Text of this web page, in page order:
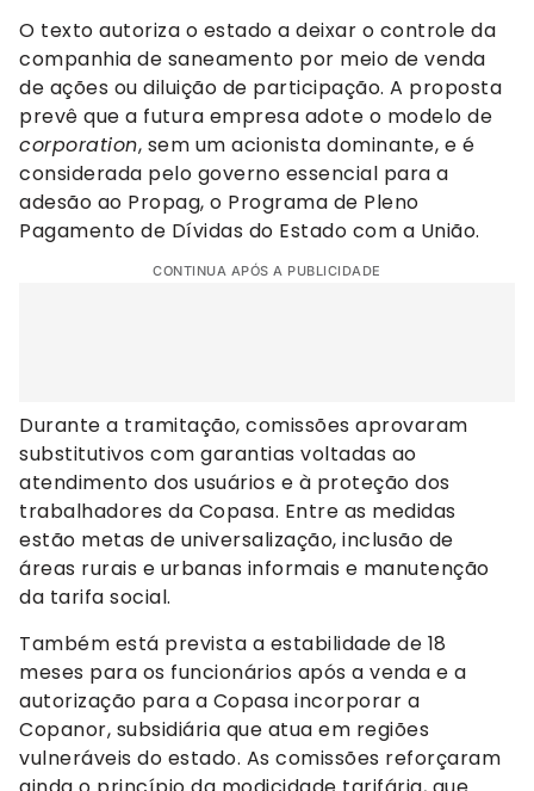
O texto autoriza o estado a deixar o controle da
companhia de saneamento por meio de venda
de ações ou diluição de participação. A proposta
prevê que a futura empresa adote o modelo de
corporation, sem um acionista dominante, e é
considerada pelo governo essencial para a
adesão ao Propag, o Programa de Pleno
Pagamento de Dívidas do Estado com a União.
CONTINUA APÓS A PUBLICIDADE
Durante a tramitação, comissões aprovaram
substitutivos com garantias voltadas ao
atendimento dos usuários e à proteção dos
trabalhadores da Copasa. Entre as medidas
estão metas de universalização, inclusão de
áreas rurais e urbanas informais e manutenção
da tarifa social.
Também está prevista a estabilidade de 18
meses para os funcionários após a venda e a
autorização para a Copasa incorporar a
Copanor, subsidiária que atua em regiões
vulneráveis do estado. As comissões reforçaram